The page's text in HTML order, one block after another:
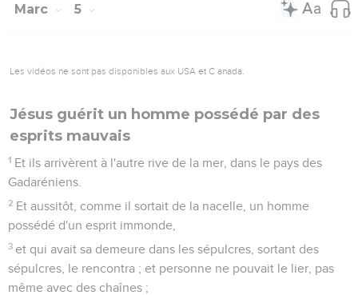
Marc 5
Les vidéos ne sont pas disponibles aux USA et C anada.
Jésus guérit un homme possédé par des
esprits mauvais
1 Et ils arrivèrent à l'autre rive de la mer, dans le pays des
Gadaréniens.
2 Et aussitôt, comme il sortait de la nacelle, un homme
possédé d'un esprit immonde,
3 et qui avait sa demeure dans les sépulcres, sortant des
sépulcres, le rencontra ; et personne ne pouvait le lier, pas
même avec des chaînes ;